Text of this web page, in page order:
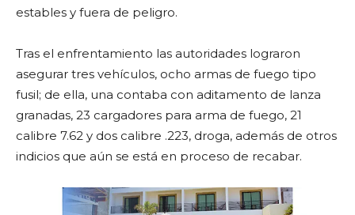
estables y fuera de peligro.
Tras el enfrentamiento las autoridades lograron
asegurar tres vehículos, ocho armas de fuego tipo
fusil; de ella, una contaba con aditamento de lanza
granadas, 23 cargadores para arma de fuego, 21
calibre 7.62 y dos calibre .223, droga, además de otros
indicios que aún se está en proceso de recabar.